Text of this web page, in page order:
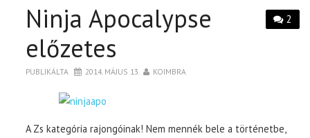
2
Ninja Apocalypse
előzetes
PUBLIKÁLTA 2014. MÁJUS 13. KOIMBRA
A Zs kategória rajongóinak! Nem mennék bele a történetbe,